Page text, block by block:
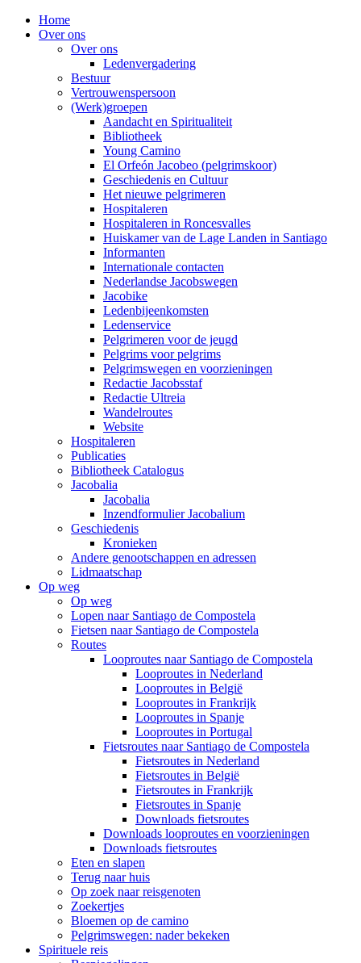
Home
Over ons
Over ons
Ledenvergadering
Bestuur
Vertrouwenspersoon
(Werk)groepen
Aandacht en Spiritualiteit
Bibliotheek
Young Camino
El Orfeón Jacobeo (pelgrimskoor)
Geschiedenis en Cultuur
Het nieuwe pelgrimeren
Hospitaleren
Hospitaleren in Roncesvalles
Huiskamer van de Lage Landen in Santiago
Informanten
Internationale contacten
Nederlandse Jacobswegen
Jacobike
Ledenbijeenkomsten
Ledenservice
Pelgrimeren voor de jeugd
Pelgrims voor pelgrims
Pelgrimswegen en voorzieningen
Redactie Jacobsstaf
Redactie Ultreia
Wandelroutes
Website
Hospitaleren
Publicaties
Bibliotheek Catalogus
Jacobalia
Jacobalia
Inzendformulier Jacobalium
Geschiedenis
Kronieken
Andere genootschappen en adressen
Lidmaatschap
Op weg
Op weg
Lopen naar Santiago de Compostela
Fietsen naar Santiago de Compostela
Routes
Looproutes naar Santiago de Compostela
Looproutes in Nederland
Looproutes in België
Looproutes in Frankrijk
Looproutes in Spanje
Looproutes in Portugal
Fietsroutes naar Santiago de Compostela
Fietsroutes in Nederland
Fietsroutes in België
Fietsroutes in Frankrijk
Fietsroutes in Spanje
Downloads fietsroutes
Downloads looproutes en voorzieningen
Downloads fietsroutes
Eten en slapen
Terug naar huis
Op zoek naar reisgenoten
Zoekertjes
Bloemen op de camino
Pelgrimswegen: nader bekeken
Spirituele reis